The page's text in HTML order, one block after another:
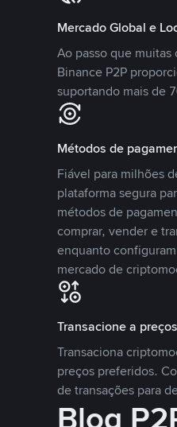
Mercado Global e
Ao passo que muitas
Binance P2P
suportando mais de
Métodos de
Fiável para milhões
plataforma segura
métodos de
comprar, vender e
enquanto
mercado de
Transacione a
Transaciona
preços preferidos.
de transações para